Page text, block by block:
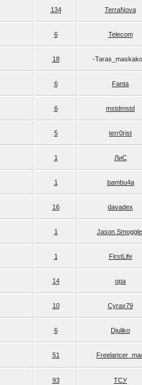
134 TerraNova
6 Telecom
18 -
6 Fanta
6 mstdmstd
5 terr0rist
1 ЛиС
1 bambu4a
16 davadex
1 Jason
1 FirstLife
14 opa
10 Cyrax79
6 Djuliko
51
93 ТСУ